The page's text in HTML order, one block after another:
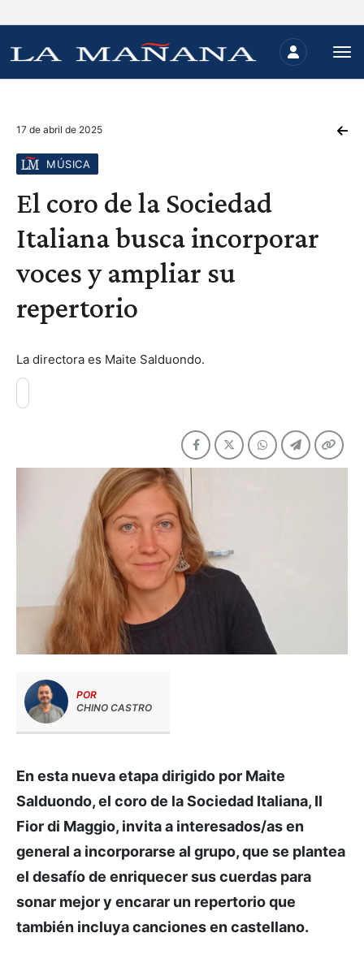
17 de abril de 2025
MÚSICA
El coro de la Sociedad
Italiana busca incorporar
voces y ampliar su
repertorio
La directora es Maite Salduondo.
POR
CHINO CASTRO
En esta nueva etapa dirigido por Maite
Salduondo, el coro de la Sociedad Italiana, Il
Fior di Maggio, invita a interesados/as en
general a incorporarse al grupo, que se plantea
el desafío de enriquecer sus cuerdas para
sonar mejor y encarar un repertorio que
también incluya canciones en castellano.